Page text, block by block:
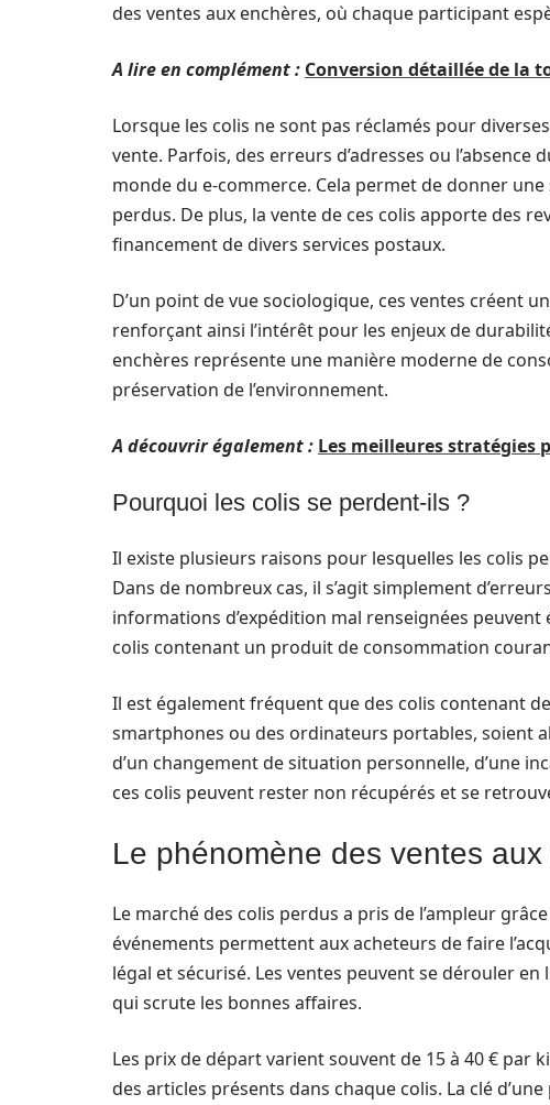
des ventes aux enchères, où chaque participant
A lire en complément : Conversion détaillée de la
Lorsque les colis ne sont pas réclamés pour
vente. Parfois, des erreurs d’adresses ou
monde du e-commerce. Cela permet de donner
perdus. De plus, la vente de ces colis apporte des
financement de divers services postaux.
D’un point de vue sociologique, ces ventes créent
renforçant ainsi l’intérêt pour les enjeux de
enchères représente une manière moderne de
préservation de l’environnement.
A découvrir également : Les meilleures stratégies
Pourquoi les colis se perdent-ils ?
Il existe plusieurs raisons pour lesquelles les colis
Dans de nombreux cas, il s’agit simplement
informations d’expédition mal renseignées
colis contenant un produit de consommation
Il est également fréquent que des colis contenant
smartphones ou des ordinateurs portables, soient
d’un changement de situation personnelle, d’une
ces colis peuvent rester non récupérés et se
Le phénomène des ventes
Le marché des colis perdus a pris de l’ampleur
événements permettent aux acheteurs de faire
légal et sécurisé. Les ventes peuvent se dérouler
qui scrute les bonnes affaires.
Les prix de départ varient souvent de 15 à 40 €
des articles présents dans chaque colis. La clé